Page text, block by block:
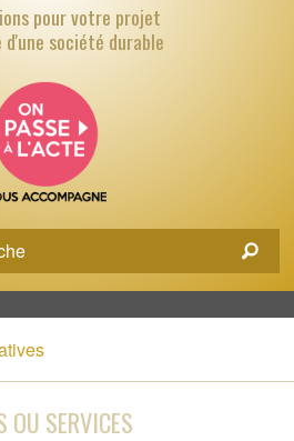
pourvotre projet
d'une société durable
OU SERVICES